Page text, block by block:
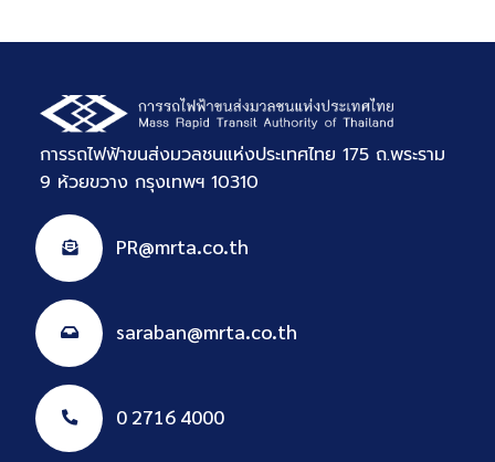
การรถไฟฟ้าขนส่งมวลชนแห่งประเทศไทย 175 ถ.พระราม
9 ห้วยขวาง กรุงเทพฯ 10310
PR@mrta.co.th
saraban@mrta.co.th
0 2716 4000